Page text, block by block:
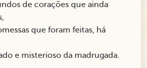
de corações que ainda
que foram feitas, há
e misterioso da madrugada.